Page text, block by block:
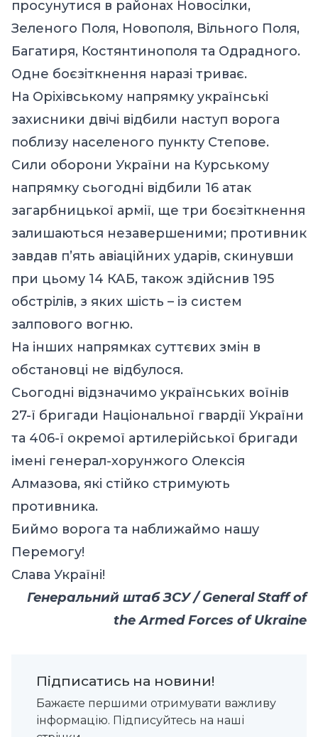
просунутися в районах Новосілки,
Зеленого Поля, Новополя, Вільного Поля,
Багатиря, Костянтинополя та Одрадного.
Одне боєзіткнення наразі триває.
На Оріхівському напрямку українські
захисники двічі відбили наступ ворога
поблизу населеного пункту Степове.
Сили оборони України на Курському
напрямку сьогодні відбили 16 атак
загарбницької армії, ще три боєзіткнення
залишаються незавершеними; противник
завдав п’ять авіаційних ударів, скинувши
при цьому 14 КАБ, також здійснив 195
обстрілів, з яких шість – із систем
залпового вогню.
На інших напрямках суттєвих змін в
обстановці не відбулося.
Сьогодні відзначимо українських воїнів
27-ї бригади Національної гвардії України
та 406-ї окремої артилерійської бригади
імені генерал-хорунжого Олексія
Алмазова, які стійко стримують
противника.
Биймо ворога та наближаймо нашу
Перемогу!
Слава Україні!
Генеральний штаб ЗСУ / General Staff of
the Armed Forces of Ukraine
Підписатись на новини!
Бажаєте першими отримувати важливу
інформацію. Підписуйтесь на наші